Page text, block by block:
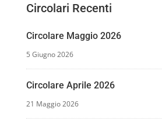
Circolari Recenti
Circolare Maggio 2026
5 Giugno 2026
Circolare Aprile 2026
21 Maggio 2026